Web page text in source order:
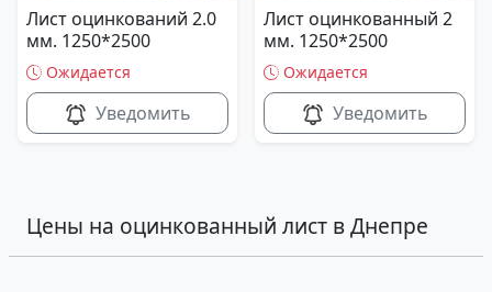
Лист оцинкований 2.0
мм. 1250*2500
Ожидается
Уведомить
Лист оцинкованный 2
мм. 1250*2500
Ожидается
Уведомить
Цены на оцинкованный лист в Днепре